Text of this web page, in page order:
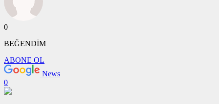
0
BEĞENDİM
ABONE OL
News
0